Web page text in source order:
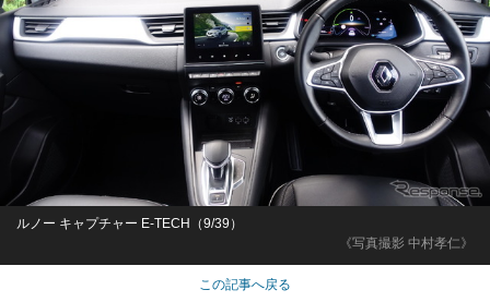
《写真撮影 中村孝仁》
ルノー キャプチャー E-TECH（9/39）
この記事へ戻る